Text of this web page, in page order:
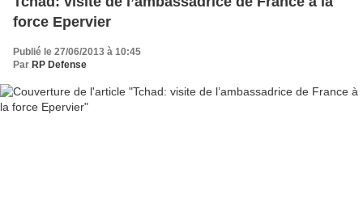
force Epervier
Publié le 27/06/2013 à 10:45
Par RP Defense